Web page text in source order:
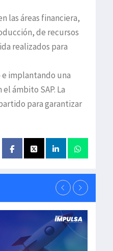
las áreas financiera,
de recursos
realizados para
implantando una
ámbito SAP. La
para garantizar